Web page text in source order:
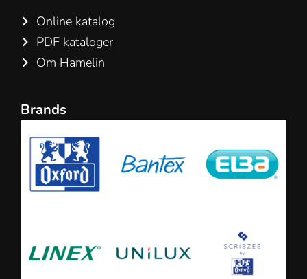
Online katalog
PDF kataloger
Om Hamelin
Brands